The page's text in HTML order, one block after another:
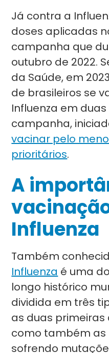
Já contra a
doses aplicadas
campanha que
outubro de 2022.
da Saúde, em
de brasileiros se
Influenza em
campanha,
vacinar pelo
prioritários.
A
Influenza
Também
Influenza é uma
longo histórico
dividida em três
as duas
como também as
sofrendo